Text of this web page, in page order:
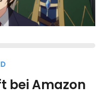
bei Amazon